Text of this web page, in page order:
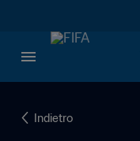
Indietro